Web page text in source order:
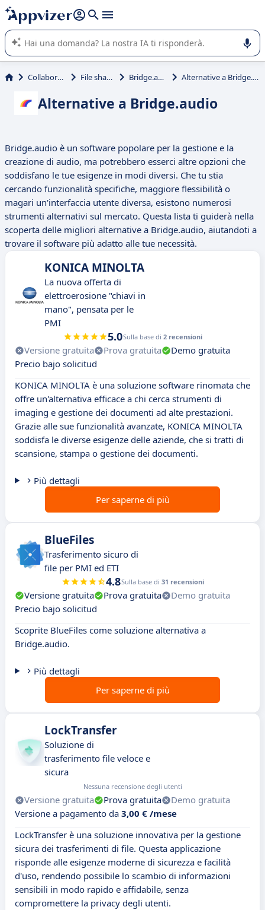
righe con
shift + enter
L'IA di Appvizer vi guida nell'utilizzo o nella scelta di un
software SaaS per la vostra azienda.
Collaborativi File sharing Bridge.audio Alternative a Bridge.audio
Alternative a Bridge.audio
Bridge.audio è un software popolare per la gestione e la
creazione di audio, ma potrebbero esserci altre opzioni che
soddisfano le tue esigenze in modi diversi. Che tu stia
cercando funzionalità specifiche, maggiore flessibilità o
magari un'interfaccia utente diversa, esistono numerosi
strumenti alternativi sul mercato. Questa lista ti guiderà nella
scoperta delle migliori alternative a Bridge.audio, aiutandoti a
trovare il software più adatto alle tue necessità.
KONICA MINOLTA
La nuova offerta di
elettroerosione "chiavi in
mano", pensata per le
PMI
5.0Sulla base di 2 recensioni
Versione gratuita Prova gratuita
Demo gratuita
Precio bajo solicitud
KONICA MINOLTA è una soluzione software rinomata che
offre un'alternativa efficace a chi cerca strumenti di
imaging e gestione dei documenti ad alte prestazioni.
Grazie alle sue funzionalità avanzate, KONICA MINOLTA
soddisfa le diverse esigenze delle aziende, che si tratti di
scansione, stampa o gestione dei documenti.
Più dettagli
Per saperne di più
BlueFiles
Trasferimento sicuro di
file per PMI ed ETI
4.8Sulla base di 31 recensioni
Versione gratuita Prova gratuita
Demo gratuita
Precio bajo solicitud
Scoprite BlueFiles come soluzione alternativa a
Bridge.audio.
Più dettagli
Per saperne di più
LockTransfer
Soluzione di
trasferimento file veloce e
sicura
Nessuna recensione degli utenti
Versione gratuita Prova gratuita
Demo gratuita
Versione a pagamento da 3,00 € /mese
LockTransfer è una soluzione innovativa per la gestione
sicura dei trasferimenti di file. Questa applicazione
risponde alle esigenze moderne di sicurezza e facilità
d'uso, rendendo possibile lo scambio di informazioni
sensibili in modo rapido e affidabile, senza
compromettere la privacy degli utenti.